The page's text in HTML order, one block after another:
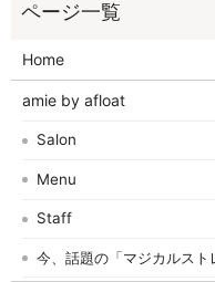
Home
amie by afloat
Salon
Menu
Staff
今、話題の「マジカルスト